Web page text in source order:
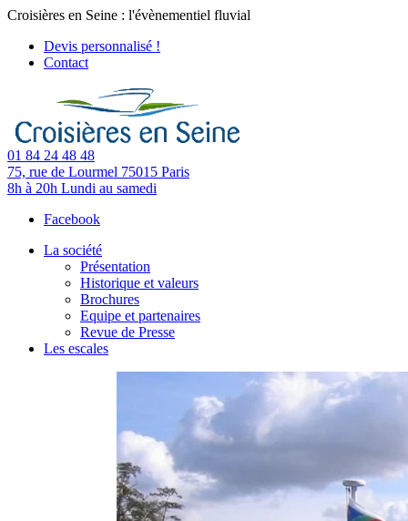
Croisières en Seine : l'évènementiel fluvial
Devis personnalisé !
Contact
01 84 24 48 48
75, rue de Lourmel 75015 Paris
8h à 20h Lundi au samedi
Facebook
La société
Présentation
Historique et valeurs
Brochures
Equipe et partenaires
Revue de Presse
Les escales